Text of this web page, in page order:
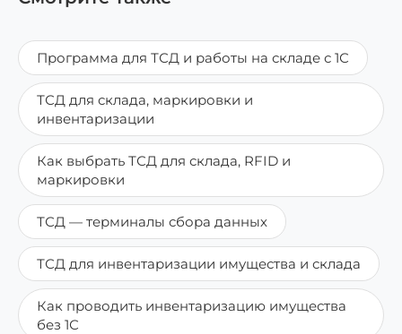
Программа для ТСД и работы на складе с 1С
ТСД для склада, маркировки и
инвентаризации
Как выбрать ТСД для склада, RFID и
маркировки
ТСД — терминалы сбора данных
ТСД для инвентаризации имущества и склада
Как проводить инвентаризацию имущества
без 1С